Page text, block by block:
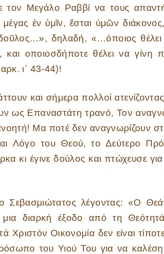
τον Μεγάλο Ραββί να τους
ἐν ὑμῖν, ἔσται ὑμῶν
δηλαδή, «…όποιος θέλει
και οποιοσδήποτε θέλει να
ι΄ 43-44)!
και σήμερα πολλοί
ως Επαναστάτη τρανό, Τον
Μα ποτέ δεν αναγνωρίζουν
Λόγο του Θεού, το Δεύτερο
κι έγινε δούλος και πτώχευσε
λέγοντας: «Ο
διαρκή έξοδο από τη
Χριστόν Οικονομία δεν είναι
του Υιού Του για να